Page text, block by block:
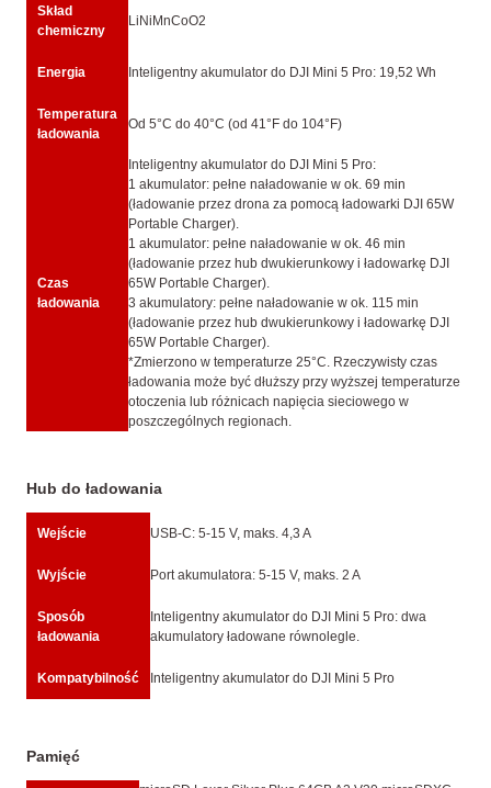
Skład
chemiczny
LiNiMnCoO2
Energia Inteligentny akumulator do DJI Mini 5 Pro: 19,52 Wh
Temperatura
ładowania
Od 5°C do 40°C (od 41°F do 104°F)
Czas
ładowania
Inteligentny akumulator do DJI Mini 5 Pro:
1 akumulator: pełne naładowanie w ok. 69 min
(ładowanie przez drona za pomocą ładowarki DJI 65W
Portable Charger).
1 akumulator: pełne naładowanie w ok. 46 min
(ładowanie przez hub dwukierunkowy i ładowarkę DJI
65W Portable Charger).
3 akumulatory: pełne naładowanie w ok. 115 min
(ładowanie przez hub dwukierunkowy i ładowarkę DJI
65W Portable Charger).
*Zmierzono w temperaturze 25°C. Rzeczywisty czas
ładowania może być dłuższy przy wyższej temperaturze
otoczenia lub różnicach napięcia sieciowego w
poszczególnych regionach.
Hub do ładowania
Wejście USB-C: 5-15 V, maks. 4,3 A
Wyjście Port akumulatora: 5-15 V, maks. 2 A
Sposób
ładowania
Inteligentny akumulator do DJI Mini 5 Pro: dwa
akumulatory ładowane równolegle.
Kompatybilność Inteligentny akumulator do DJI Mini 5 Pro
Pamięć